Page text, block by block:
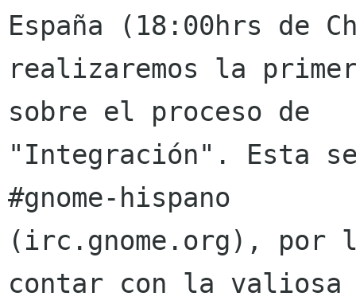
España (18:00hrs de
realizaremos la
sobre el proceso de
"Integración". Esta
#gnome-hispano
(irc.gnome.org), por
contar con la valiosa